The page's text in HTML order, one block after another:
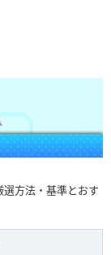
方法・基準とおす